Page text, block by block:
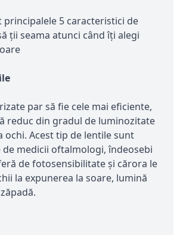
principalele 5 caracteristici de
ții seama atunci când îți alegi
par să fie cele mai eficiente,
reduc din gradul de luminozitate
ochi. Acest tip de lentile sunt
medicii oftalmologi, îndeosebi
de fotosensibilitate și cărora le
la expunerea la soare, lumină